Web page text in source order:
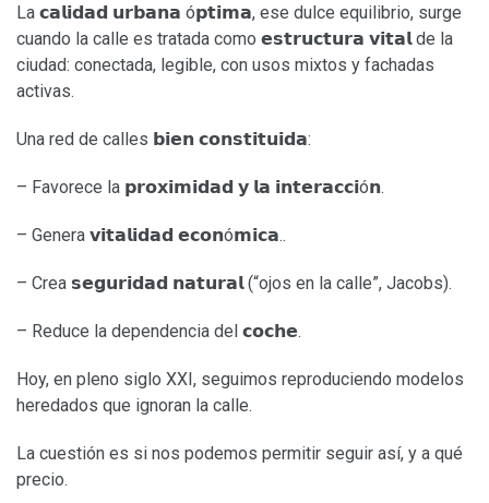
La 𝗰𝗮𝗹𝗶𝗱𝗮𝗱 𝘂𝗿𝗯𝗮𝗻𝗮 ó𝗽𝘁𝗶𝗺𝗮, ese dulce equilibrio, surge
cuando la calle es tratada como 𝗲𝘀𝘁𝗿𝘂𝗰𝘁𝘂𝗿𝗮 𝘃𝗶𝘁𝗮𝗹 de la
ciudad: conectada, legible, con usos mixtos y fachadas
activas.
Una red de calles 𝗯𝗶𝗲𝗻 𝗰𝗼𝗻𝘀𝘁𝗶𝘁𝘂𝗶𝗱𝗮:
– Favorece la 𝗽𝗿𝗼𝘅𝗶𝗺𝗶𝗱𝗮𝗱 𝘆 𝗹𝗮 𝗶𝗻𝘁𝗲𝗿𝗮𝗰𝗰𝗶ó𝗻.
– Genera 𝘃𝗶𝘁𝗮𝗹𝗶𝗱𝗮𝗱 𝗲𝗰𝗼𝗻ó𝗺𝗶𝗰𝗮..
– Crea 𝘀𝗲𝗴𝘂𝗿𝗶𝗱𝗮𝗱 𝗻𝗮𝘁𝘂𝗿𝗮𝗹 (“ojos en la calle”, Jacobs).
– Reduce la dependencia del 𝗰𝗼𝗰𝗵𝗲.
Hoy, en pleno siglo XXI, seguimos reproduciendo modelos
heredados que ignoran la calle.
La cuestión es si nos podemos permitir seguir así, y a qué
precio.